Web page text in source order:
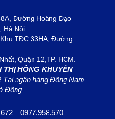
Đường Hoàng Đạo
Hà Nội
TĐC 33HA, Đường
12,TP. HCM.
THỊ HỒNG KHUYÊN
Tại ngân hàng Đông Nam
Đông
0977.958.570